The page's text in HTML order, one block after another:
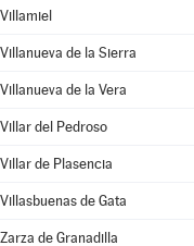
Villamiel
Villanueva de la Sierra
Villanueva de la Vera
Villar del Pedroso
Villar de Plasencia
Villasbuenas de Gata
Zarza de Granadilla